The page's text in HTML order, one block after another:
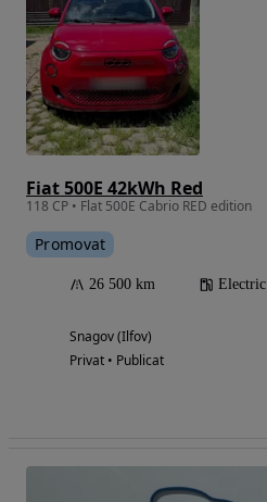
Fiat 500E 42kWh Red
118 CP • Flat 500E Cabrio RED edition
Promovat
26 500 km Electric
Snagov (Ilfov)
Privat • Publicat